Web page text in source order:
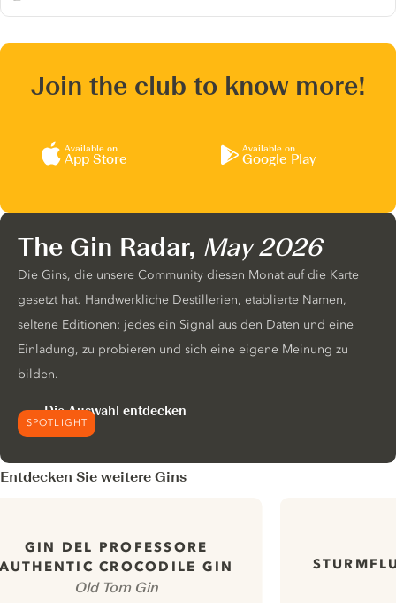
Join the club to know more!
Available on
App Store
Available on
Google Play
SPOTLIGHT
The Gin Radar, May 2026
Die Gins, die unsere Community diesen Monat auf die Karte
gesetzt hat. Handwerkliche Destillerien, etablierte Namen,
seltene Editionen: jedes ein Signal aus den Daten und eine
Einladung, zu probieren und sich eine eigene Meinung zu
bilden.
Die Auswahl entdecken
Entdecken Sie weitere Gins
GIN DEL PROFESSORE
CROCODILE GIN
Old Tom Gin